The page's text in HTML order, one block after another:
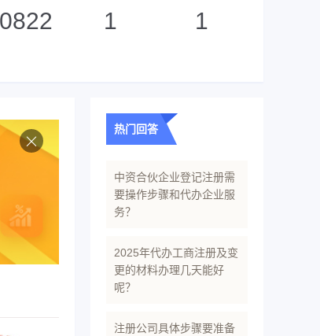
1 1
热门回答
中资合伙企业登记注册需
要操作步骤和代办企业服
务？
2025年代办工商注册及变
更的材料办理几天能好
呢？
注册公司具体步骤要准备